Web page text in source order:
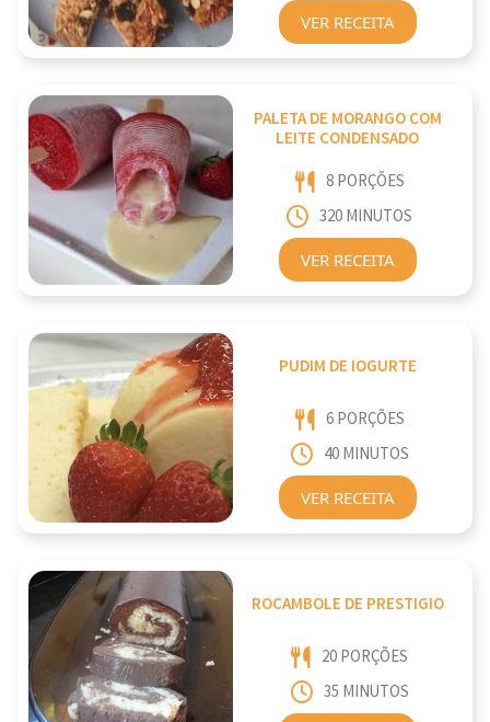
VER RECEITA
PALETA DE MORANGO COM
LEITE CONDENSADO
8 PORÇÕES
320 MINUTOS
VER RECEITA
PUDIM DE IOGURTE
6 PORÇÕES
40 MINUTOS
VER RECEITA
ROCAMBOLE DE PRESTIGIO
20 PORÇÕES
35 MINUTOS